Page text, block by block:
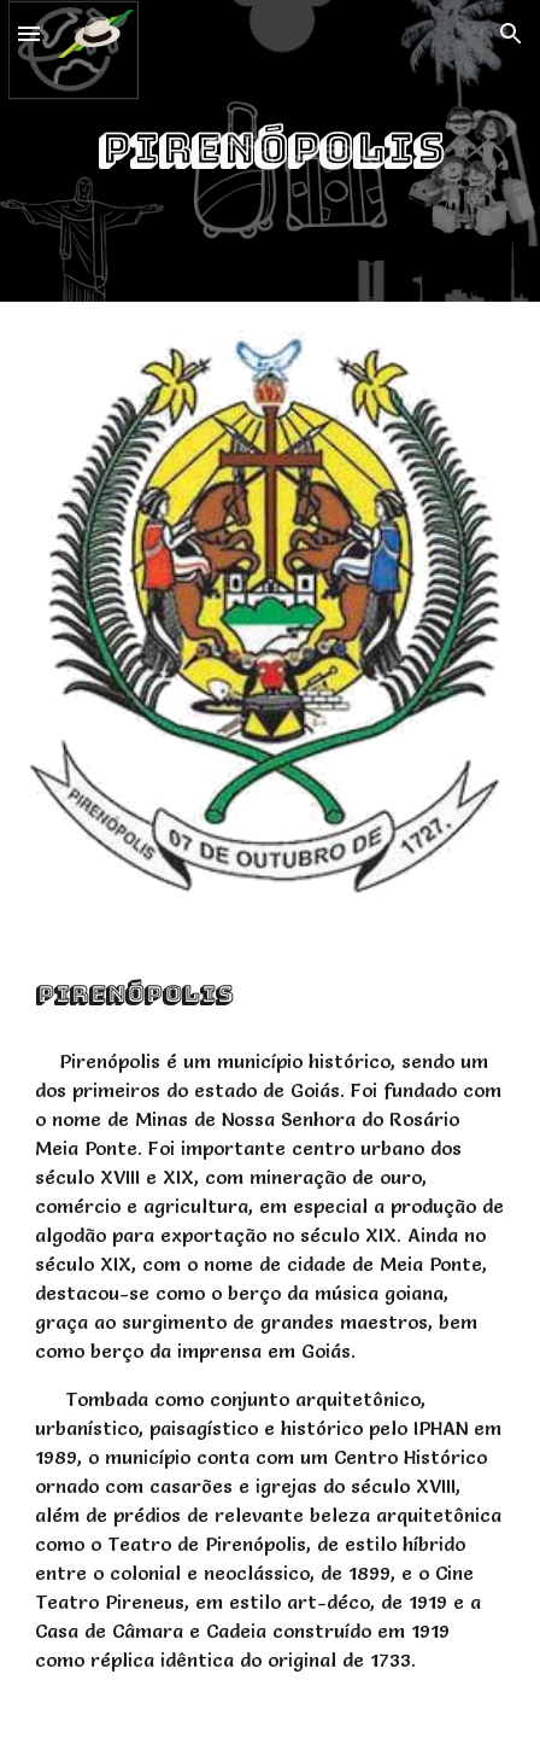
Skip to main content Skip to navigation
Pirenópolis
PIRENÓPOLIS
Pirenópolis é um município histórico, sendo um
dos primeiros do estado de Goiás. Foi fundado com
o nome de Minas de Nossa Senhora do Rosário
Meia Ponte. Foi importante centro urbano dos
século XVIII e XIX, com mineração de ouro,
comércio e agricultura, em especial a produção de
algodão para exportação no século XIX. Ainda no
século XIX, com o nome de cidade de Meia Ponte,
destacou-se como o berço da música goiana,
graça ao surgimento de grandes maestros, bem
como berço da imprensa em Goiás.
Tombada como conjunto arquitetônico,
urbanístico, paisagístico e histórico pelo IPHAN em
1989, o município conta com um Centro Histórico
ornado com casarões e igrejas do século XVIII,
além de prédios de relevante beleza arquitetônica
como o Teatro de Pirenópolis, de estilo híbrido
entre o colonial e neoclássico, de 1899, e o Cine
Teatro Pireneus, em estilo art-déco, de 1919 e a
Casa de Câmara e Cadeia construído em 1919
como réplica idêntica do original de 1733.